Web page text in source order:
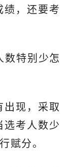
绩，还要考
数特别少怎
出现，采取
选考人数少
赋分。